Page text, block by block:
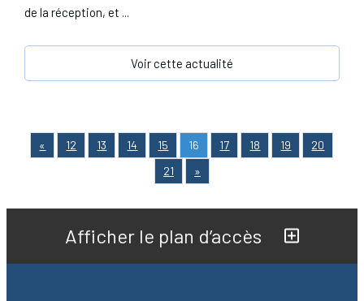
de la réception, et ...
Voir cette actualité
« 12 13 14 15 16 17 18 19
20
21
»
Afficher le plan d’accès